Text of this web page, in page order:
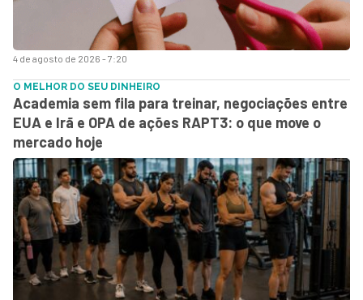
4 de agosto de 2026 - 7:20
O MELHOR DO SEU DINHEIRO
Academia sem fila para treinar, negociações entre
EUA e Irã e OPA de ações RAPT3: o que move o
mercado hoje